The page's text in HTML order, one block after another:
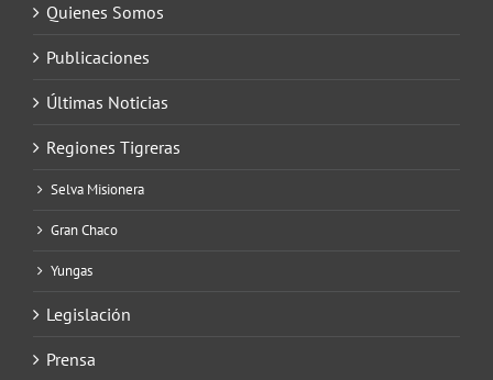
Quienes Somos
Publicaciones
Últimas Noticias
Regiones Tigreras
Selva Misionera
Gran Chaco
Yungas
Legislación
Prensa